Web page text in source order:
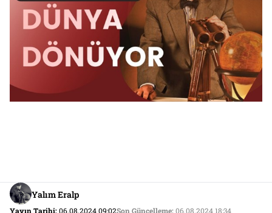
Yalım Eralp
Yayın Tarihi:06.08.2024 09:02Son Güncelleme:06.08.2024 18:34